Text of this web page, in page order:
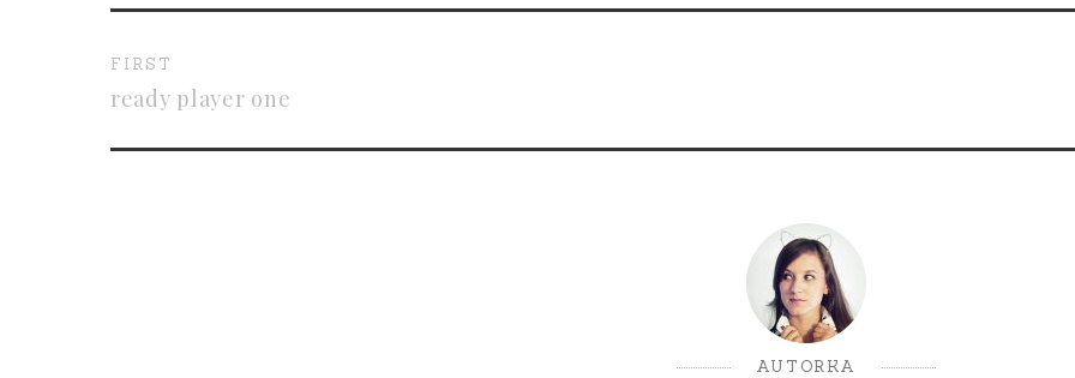
FIRST
ready player one
AUTORKA